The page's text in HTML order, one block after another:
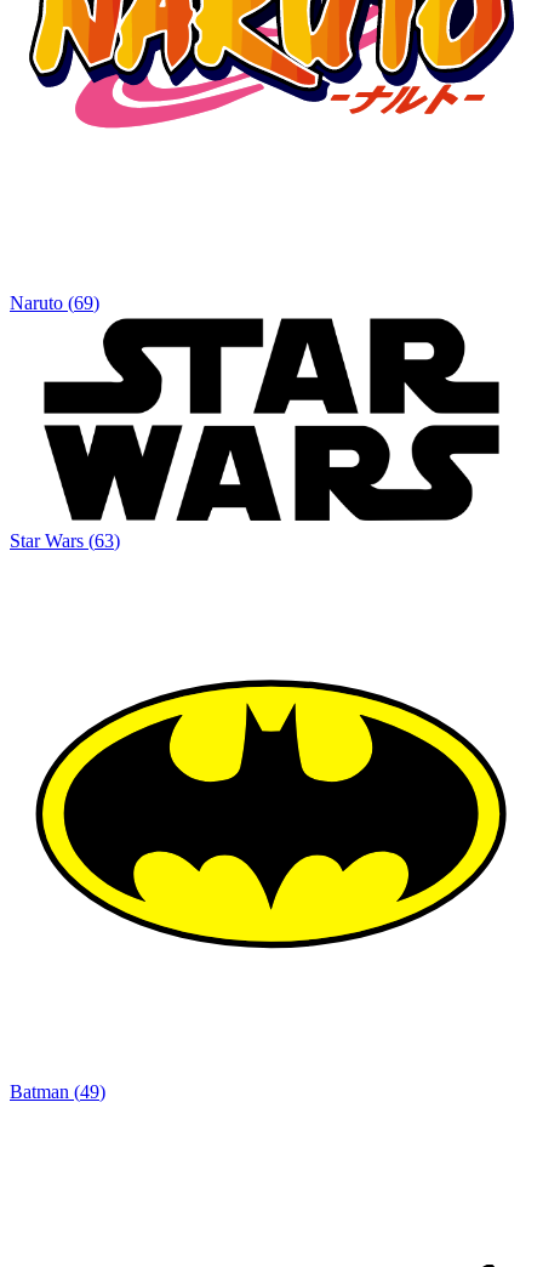
Naruto (69)
Star Wars (63)
Batman (49)